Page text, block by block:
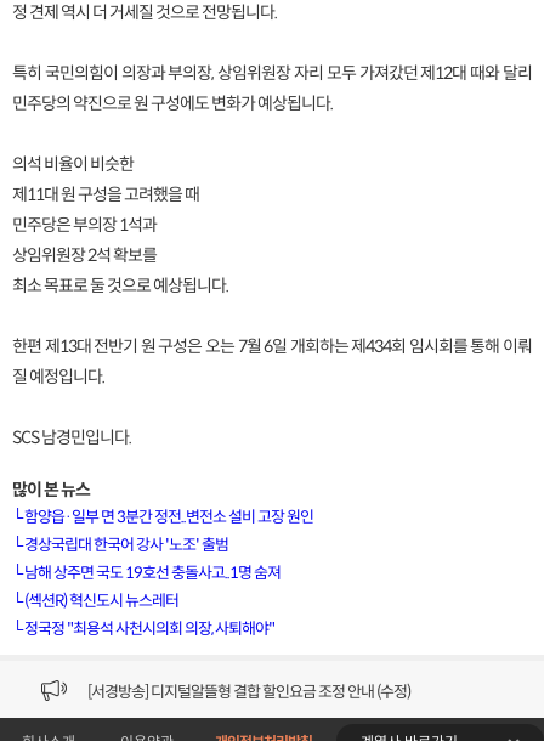
정 견제 역시 더 거세질 것으로 전망됩니다.
특히 국민의힘이 의장과 부의장, 상임위원장 자리 모두 가져갔던 제12대 때와 달리
민주당의 약진으로 원 구성에도 변화가 예상됩니다.
의석 비율이 비슷한
제11대 원 구성을 고려했을 때
민주당은 부의장 1석과
상임위원장 2석 확보를
최소 목표로 둘 것으로 예상됩니다.
한편 제13대 전반기 원 구성은 오는 7월 6일 개회하는 제434회 임시회를 통해 이뤄
질 예정입니다.
SCS 남경민입니다.
많이 본 뉴스
└함양읍·일부 면 3분간 정전..변전소 설비 고장 원인
└경상국립대 한국어 강사 '노조' 출범
└남해 상주면 국도 19호선 충돌사고..1명 숨져
└(섹션R) 혁신도시 뉴스레터
└정국정 "최용석 사천시의회 의장, 사퇴해야"
[서경방송] 일부 채널편성 변경 안내의 건 (7/22)
[서경방송] 디지털알뜰형 결합 할인요금 조정 안내 (수정)